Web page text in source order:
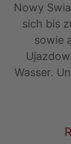
Nowy
sich bis
sowie
Wasser.